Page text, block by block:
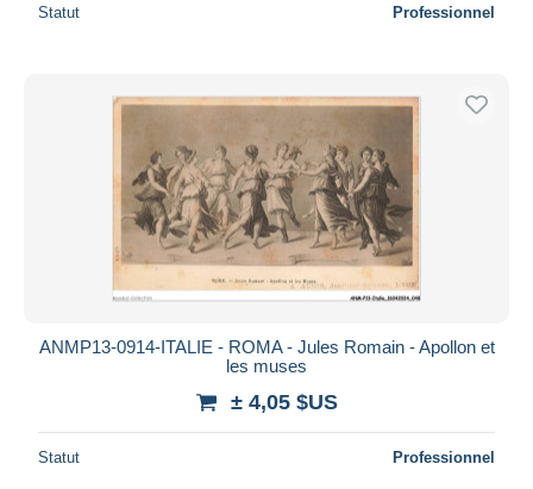
Statut Professionnel
ANMP13-0914-ITALIE - ROMA - Jules Romain - Apollon et
les muses
± 4,05 $US
Statut Professionnel